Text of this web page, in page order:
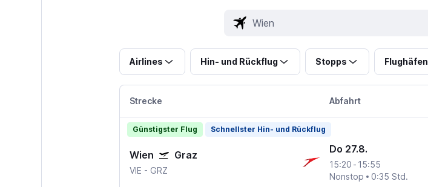
Airlines Hin- und Rückflug Stopps Flughäfen
Strecke Abfahrt
Günstigster Flug Schnellster Hin- und Rückflug
Wien Graz
VIE - GRZ
Do 27.8.
15:20 - 15:55
Nonstop
0:35 Std.